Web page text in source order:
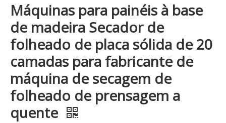
Máquinas para painéis à base
de madeira Secador de
folheado de placa sólida de 20
camadas para fabricante de
máquina de secagem de
folheado de prensagem a
quente